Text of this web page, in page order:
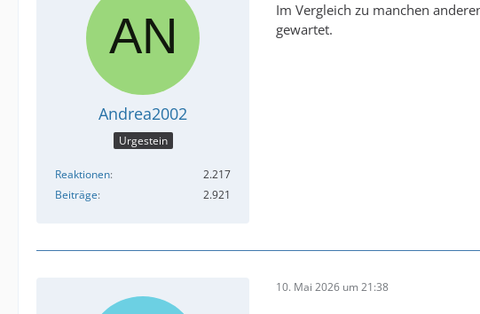
Andrea2002
Urgestein
Reaktionen
2.217
Beiträge
2.921
Im Vergleich zu manchen
gewartet.
10. Mai 2026 um 21:38